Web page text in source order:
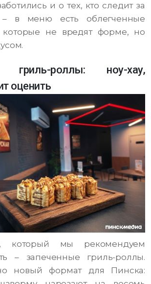
и о тех, кто следит за
– в меню есть облегченные
которые не вредят форме, но
гриль-роллы: ноу-хау,
оценить
который мы рекомендуем
– запеченные гриль-роллы.
новый формат для Пинска: